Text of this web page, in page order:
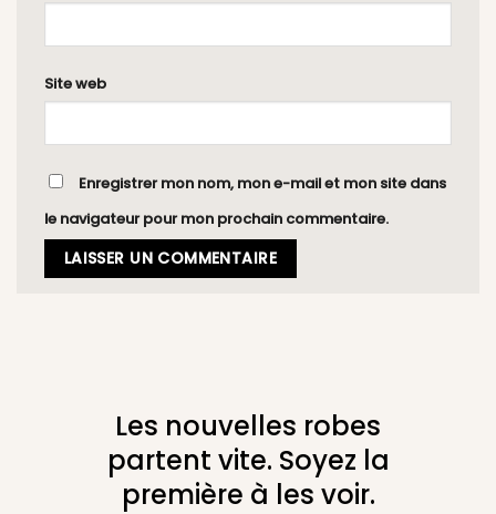
Site web
Enregistrer mon nom, mon e-mail et mon site dans
le navigateur pour mon prochain commentaire.
Les nouvelles robes
partent vite. Soyez la
première à les voir.